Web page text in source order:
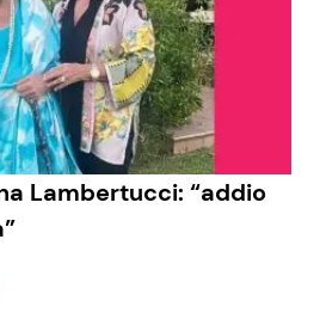
Lambertucci: “addio